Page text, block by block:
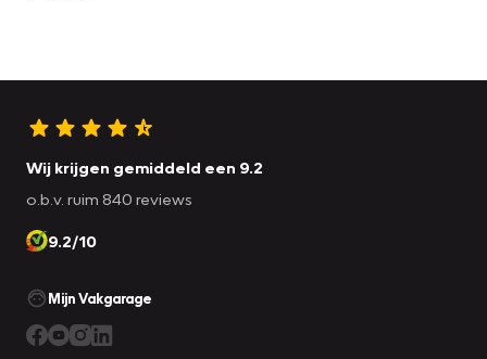
Wij krijgen gemiddeld een 9.2
o.b.v. ruim 840 reviews
9.2/10
Mijn Vakgarage